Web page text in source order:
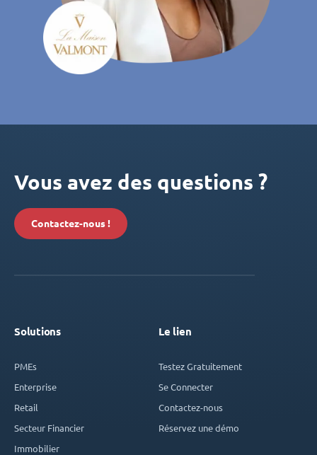
Vous avez des questions ?
Contactez-nous !
Solutions
PMEs
Enterprise
Retail
Secteur Financier
Immobilier
Le lien
Testez Gratuitement
Se Connecter
Contactez-nous
Réservez une démo